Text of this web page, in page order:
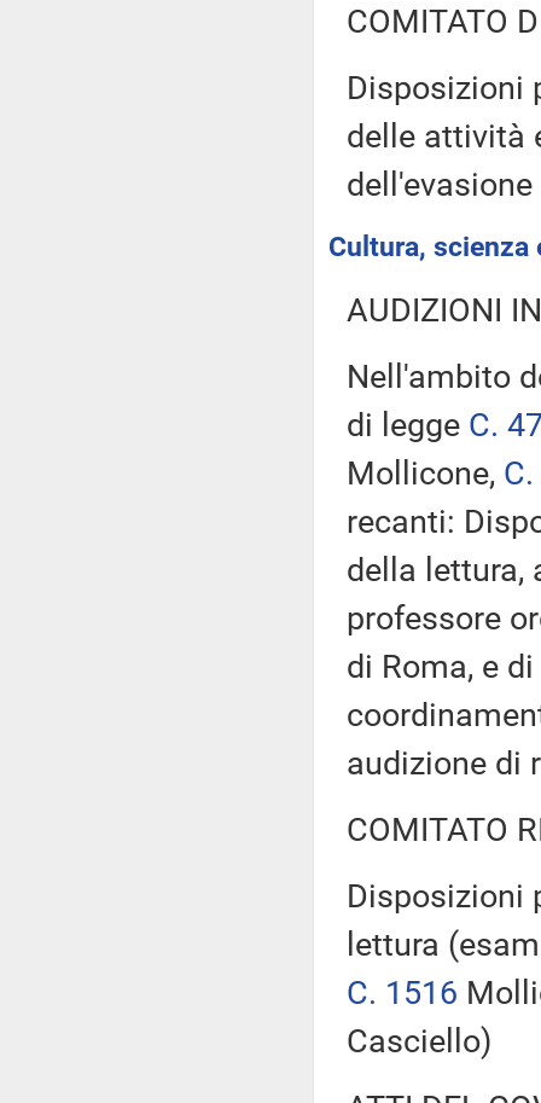
COMITATO
Disposizioni
delle attività
Cultura,
AUDIZIONI
Nell'ambito
di legge C.
Mollicone,
recanti:
della lettura,
professore
di Roma, e
audizione di
COMITATO
Disposizioni
lettura
C. 1516
Casciello)